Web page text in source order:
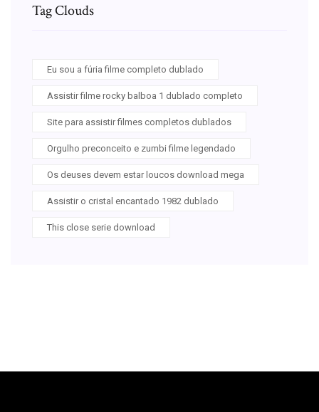
Tag Clouds
Eu sou a fúria filme completo dublado
Assistir filme rocky balboa 1 dublado completo
Site para assistir filmes completos dublados
Orgulho preconceito e zumbi filme legendado
Os deuses devem estar loucos download mega
Assistir o cristal encantado 1982 dublado
This close serie download